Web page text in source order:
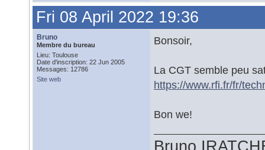
Fri 08 April 2022 19:36
Bruno
Membre du bureau
Lieu: Toulouse
Date d'inscription: 22 Jun 2005
Messages: 12786
Site web
Bonsoir,
La CGT semble peu
https://www.rfi.fr/fr/
Bon we!
Bruno